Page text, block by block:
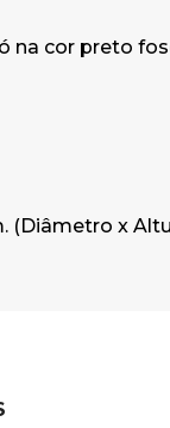
na cor preto
(Diâmetro x